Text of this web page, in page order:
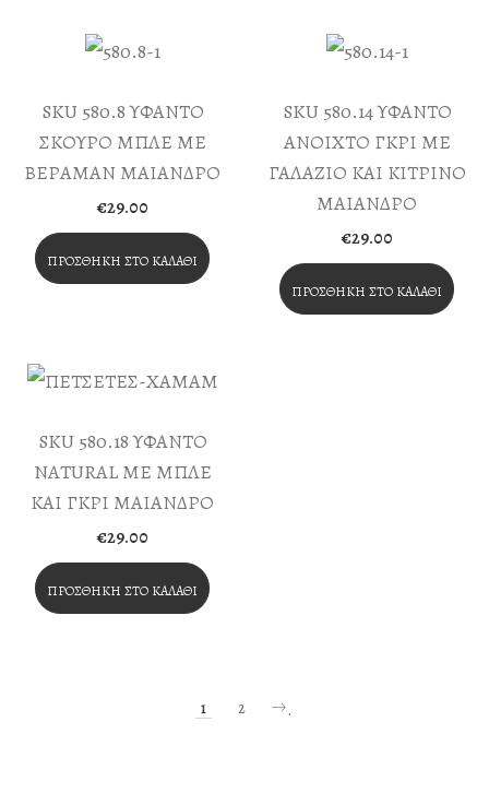
SKU 580.8 ΥΦΑΝΤΟ
ΣΚΟΥΡΟ ΜΠΛΕ ΜΕ
ΒΕΡΑΜΑΝ ΜΑΙΑΝΔΡΟ
€29.00
ΠΡΟΣΘΉΚΗ ΣΤΟ ΚΑΛΆΘΙ
SKU 580.14 ΥΦΑΝΤΟ
ΑΝΟΙΧΤΟ ΓΚΡΙ ΜΕ
ΓΑΛΑΖΙΟ ΚΑΙ ΚΙΤΡΙΝΟ
ΜΑΙΑΝΔΡΟ
€29.00
ΠΡΟΣΘΉΚΗ ΣΤΟ ΚΑΛΆΘΙ
SKU 580.18 ΥΦΑΝΤΟ
NATURAL ΜΕ ΜΠΛΕ
ΚΑΙ ΓΚΡΙ ΜΑΙΑΝΔΡΟ
€29.00
ΠΡΟΣΘΉΚΗ ΣΤΟ ΚΑΛΆΘΙ
1 2 .